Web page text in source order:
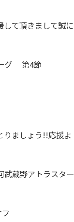
して頂きまして誠に
ーグ 第4節
りましょう!!応援よ
蔵野アトラスター